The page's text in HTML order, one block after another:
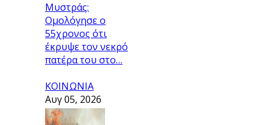
Μυστράς:
Ομολόγησε ο
55χρονος ότι
έκρυψε τον νεκρό
πατέρα του στο…
ΚΟΙΝΩΝΙΑ
Αυγ 05, 2026